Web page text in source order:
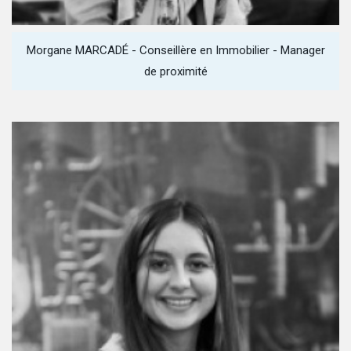
Morgane MARCADÉ - Conseillère en Immobilier - Manager
de proximité